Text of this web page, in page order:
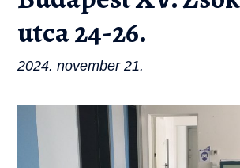
utca 24-26.
2024. november 21.